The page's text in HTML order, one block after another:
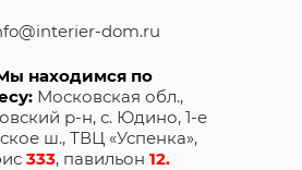
dom.ru
находимся по
Московская обл.,
р-н, с. Юдино, 1-е
ш., ТВЦ «Успенка»,
333, павильон 12.